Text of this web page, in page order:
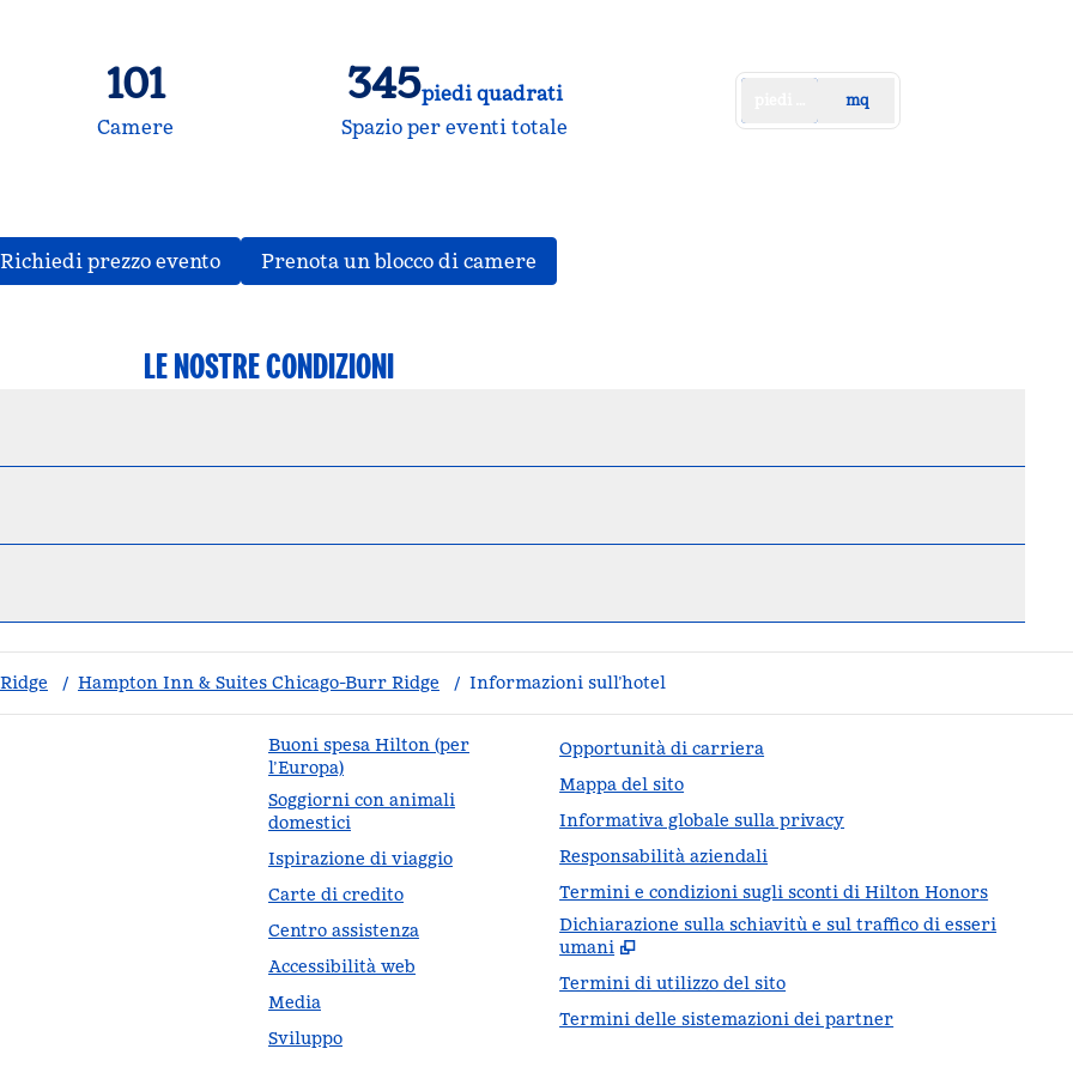
101
Camere
345piedi quadrati
Piedi quadrati
Spazio per eventi totale
piedi quadratimq
Richiedi prezzo evento, apre una nuova scheda
Prenota un blocco di camere
LE NOSTRE CONDIZIONI
/ Hampton Inn & Suites Chicago-Burr Ridge / Informazioni sull’hotel
Buoni spesa Hilton (per
l’Europa)
Soggiorni con animali
domestici
Ispirazione di viaggio
Carte di credito
Centro assistenza
Accessibilità web
Media
Sviluppo
Opportunità di carriera
Mappa del sito
Informativa globale sulla privacy
Responsabilità aziendali
Termini e condizioni sugli sconti di Hilton Honors
Dichiarazione sulla schiavitù e sul traffico di esseri
umani
Termini di utilizzo del sito
Termini delle sistemazioni dei partner